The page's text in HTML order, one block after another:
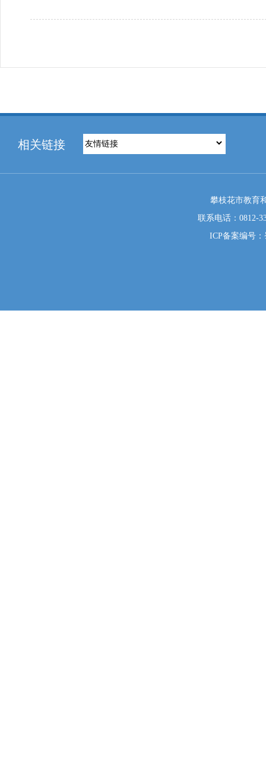
相关链接
攀枝花市教育
联系电话：0812-
ICP备案编号：